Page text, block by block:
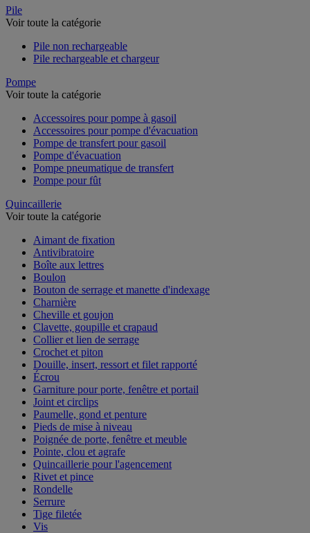
Pile
Voir toute la catégorie
Pile non rechargeable
Pile rechargeable et chargeur
Pompe
Voir toute la catégorie
Accessoires pour pompe à gasoil
Accessoires pour pompe d'évacuation
Pompe de transfert pour gasoil
Pompe d'évacuation
Pompe pneumatique de transfert
Pompe pour fût
Quincaillerie
Voir toute la catégorie
Aimant de fixation
Antivibratoire
Boîte aux lettres
Boulon
Bouton de serrage et manette d'indexage
Charnière
Cheville et goujon
Clavette, goupille et crapaud
Collier et lien de serrage
Crochet et piton
Douille, insert, ressort et filet rapporté
Écrou
Garniture pour porte, fenêtre et portail
Joint et circlips
Paumelle, gond et penture
Pieds de mise à niveau
Poignée de porte, fenêtre et meuble
Pointe, clou et agrafe
Quincaillerie pour l'agencement
Rivet et pince
Rondelle
Serrure
Tige filetée
Vis